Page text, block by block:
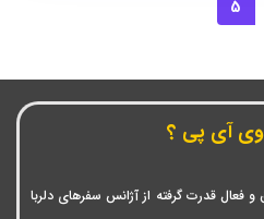
5
وی آی پی ؟
قدرت گرفته از آژانس سفرهای دلربا